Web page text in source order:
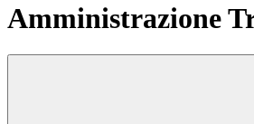
Amministrazione